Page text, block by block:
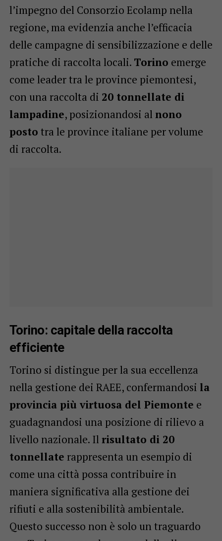
l’impegno del Consorzio Ecolamp nella
regione, ma evidenzia anche l’efficacia
delle campagne di sensibilizzazione e delle
pratiche di raccolta locali. Torino emerge
come leader tra le province piemontesi,
con una raccolta di 20 tonnellate di
lampadine, posizionandosi al nono
posto tra le province italiane per volume
di raccolta.
Torino: capitale della raccolta
efficiente
Torino si distingue per la sua eccellenza
nella gestione dei RAEE, confermandosi la
provincia più virtuosa del Piemonte e
guadagnandosi una posizione di rilievo a
livello nazionale. Il risultato di 20
tonnellate rappresenta un esempio di
come una città possa contribuire in
maniera significativa alla gestione dei
rifiuti e alla sostenibilità ambientale.
Questo successo non è solo un traguardo